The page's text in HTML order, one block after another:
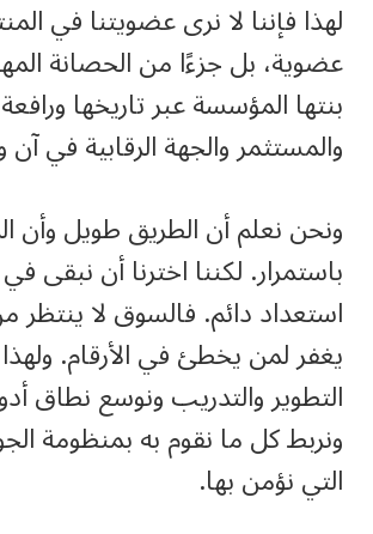
لهذا فإننا لا نرى عضويتنا في
عضوية، بل جزءًا من الحصانة
بنتها المؤسسة عبر تاريخها
والمستثمر والجهة الرقابية في آن
ونحن نعلم أن الطريق طويل وأن
باستمرار. لكننا اخترنا أن نبقى
استعداد دائم. فالسوق لا ينتظر
يغفر لمن يخطئ في الأرقام.
التطوير والتدريب ونوسع نطاق
ونربط كل ما نقوم به بمنظومة
التي نؤمن بها.